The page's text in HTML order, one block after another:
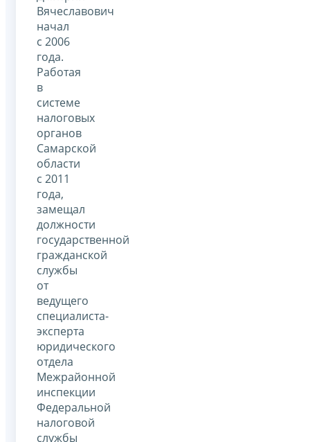
Вячеславович
начал
с 2006
года.
Работая
в
системе
налоговых
органов
Самарской
области
с 2011
года,
замещал
должности
государственной
гражданской
службы
от
ведущего
специалиста-
эксперта
юридического
отдела
Межрайонной
инспекции
Федеральной
налоговой
службы